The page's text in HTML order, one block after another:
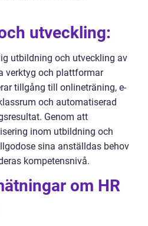
utveckling:
utbildning och utveckling av
verktyg och plattformar
tillgång till onlineträning, e-
och automatiserad
Genom att
inom utbildning och
sina anställdas behov
kompetensnivå.
om HR